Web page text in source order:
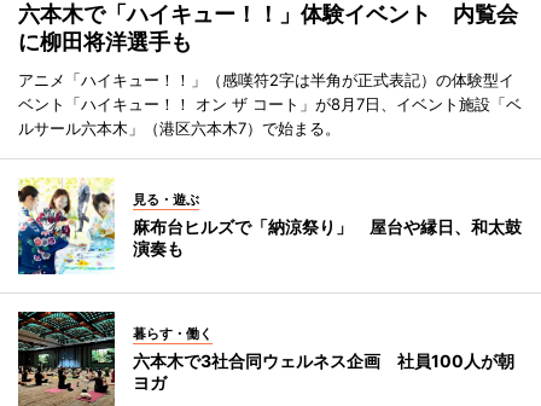
六本木で「ハイキュー！！」体験イベント 内覧会
に柳田将洋選手も
アニメ「ハイキュー！！」（感嘆符2字は半角が正式表記）の体験型イ
ベント「ハイキュー！！ オン ザ コート」が8月7日、イベント施設「ベ
ルサール六本木」（港区六本木7）で始まる。
見る・遊ぶ
麻布台ヒルズで「納涼祭り」 屋台や縁日、和太鼓
演奏も
暮らす・働く
六本木で3社合同ウェルネス企画 社員100人が朝
ヨガ